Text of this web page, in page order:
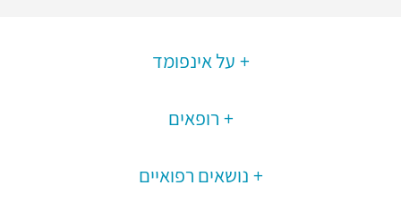
על אינפומד
רופאים
נושאים רפואיים